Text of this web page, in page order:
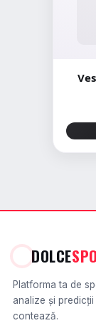
DOLCE
Platforma ta de
analize și
contează.